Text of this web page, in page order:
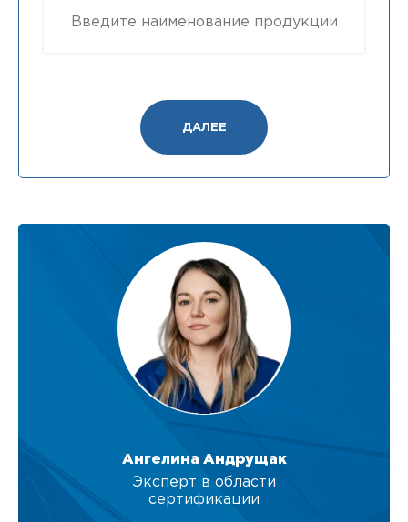
ДАЛЕЕ
Ангелина Андрущак
Эксперт в области
сертификации